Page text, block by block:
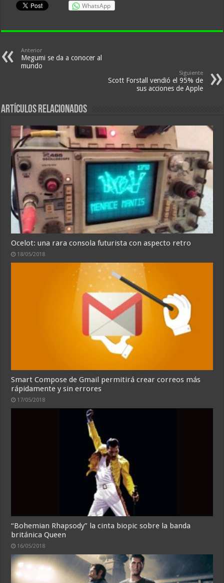
WhatsApp
Anterior
Megumi se da a conocer al
mundo
Siguiente
Scott Forstall vendió el 95% de
sus acciones de Apple
Artículos relacionados
Ocelot: una rara consola futurista con aspecto retro
18/05/2018
Smart Compose de Gmail permitirá crear correos más
rápidamente y sin errores
17/05/2018
“Bohemian Rhapsody” la cinta biopic sobre la banda
británica Queen
16/05/2018